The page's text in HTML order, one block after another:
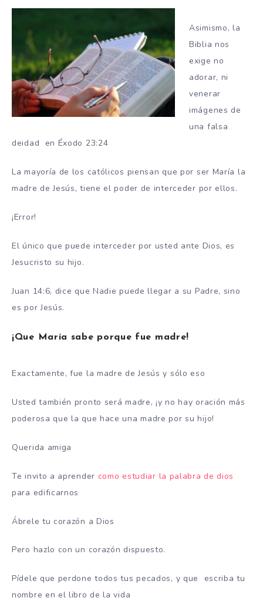
Asimismo, la
Biblia nos
exige no
adorar, ni
venerar
imágenes de
una falsa
deidad en Éxodo 23:24
La mayoría de los católicos piensan que por ser María la
madre de Jesús, tiene el poder de interceder por ellos.
¡Error!
El único que puede interceder por usted ante Dios, es
Jesucristo su hijo.
Juan 14:6, dice que Nadie puede llegar a su Padre, sino
es por Jesús.
¡Que María sabe porque fue madre!
Exactamente, fue la madre de Jesús y sólo eso
Usted también pronto será madre, ¡y no hay oración más
poderosa que la que hace una madre por su hijo!
Querida amiga
Te invito a aprender como estudiar la palabra de dios
para edificarnos
Ábrele tu corazón a Dios
Pero hazlo con un corazón dispuesto.
Pídele que perdone todos tus pecados, y que escriba tu
nombre en el libro de la vida